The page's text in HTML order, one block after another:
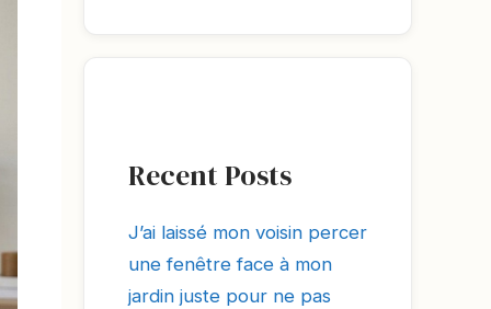
Recent Posts
J’ai laissé mon voisin percer
une fenêtre face à mon
jardin juste pour ne pas